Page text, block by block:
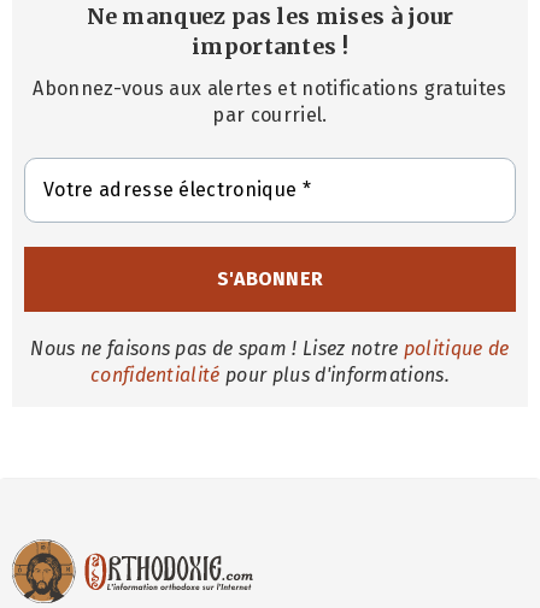
Ne manquez pas les mises à jour
importantes !
Abonnez-vous aux alertes et notifications gratuites
par courriel.
Nous ne faisons pas de spam ! Lisez notre politique de
confidentialité pour plus d'informations.